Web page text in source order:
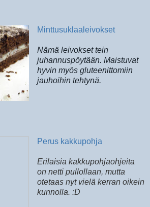
Minttusuklaaleivokset
Nämä leivokset tein
juhannuspöytään. Maistuvat
hyvin myös gluteenittomiin
jauhoihin tehtynä.
Perus kakkupohja
Erilaisia kakkupohjaohjeita
on netti pullollaan, mutta
otetaas nyt vielä kerran oikein
kunnolla. :D